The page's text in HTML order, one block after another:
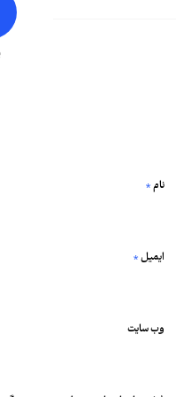
نام*
ایمیل*
وب‌ سایت